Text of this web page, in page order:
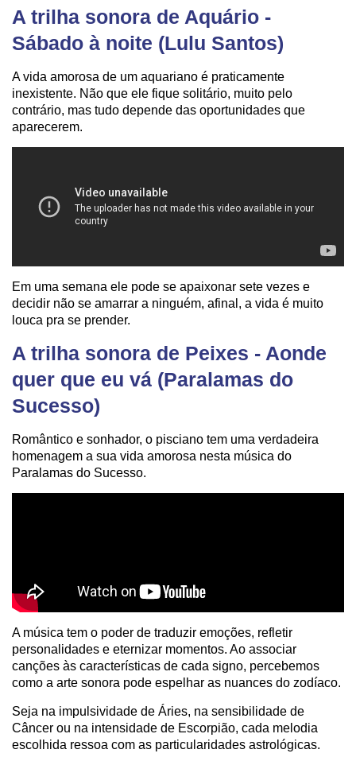
A trilha sonora de Aquário -
Sábado à noite (Lulu Santos)
A vida amorosa de um aquariano é praticamente
inexistente. Não que ele fique solitário, muito pelo
contrário, mas tudo depende das oportunidades que
aparecerem.
Em uma semana ele pode se apaixonar sete vezes e
decidir não se amarrar a ninguém, afinal, a vida é muito
louca pra se prender.
A trilha sonora de Peixes - Aonde
quer que eu vá (Paralamas do
Sucesso)
Romântico e sonhador, o pisciano tem uma verdadeira
homenagem a sua vida amorosa nesta música do
Paralamas do Sucesso.
A música tem o poder de traduzir emoções, refletir
personalidades e eternizar momentos. Ao associar
canções às características de cada signo, percebemos
como a arte sonora pode espelhar as nuances do zodíaco.
Seja na impulsividade de Áries, na sensibilidade de
Câncer ou na intensidade de Escorpião, cada melodia
escolhida ressoa com as particularidades astrológicas.